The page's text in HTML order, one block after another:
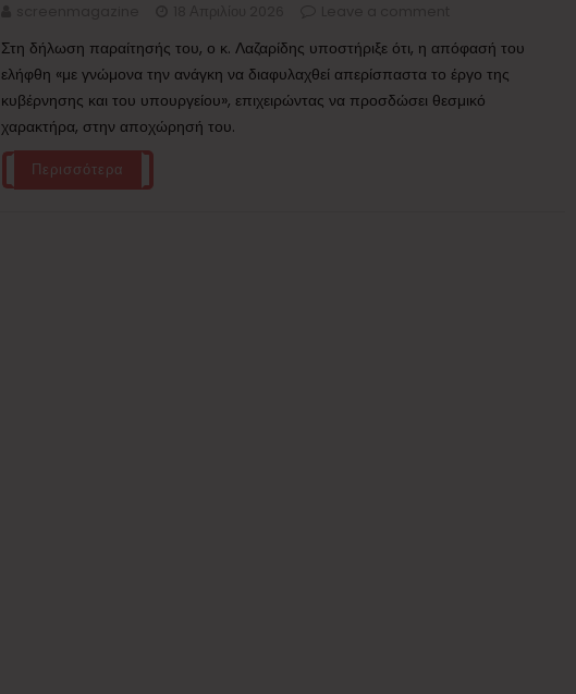
Στη δήλωση παραίτησής του, ο κ. Λαζαρίδης υποστήριξε ότι, η απόφασή του
ελήφθη «με γνώμονα την ανάγκη να διαφυλαχθεί απερίσπαστα το έργο της
κυβέρνησης και του υπουργείου», επιχειρώντας να προσδώσει θεσμικό
χαρακτήρα, στην αποχώρησή του.
Περισσότερα